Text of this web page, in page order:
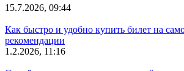
15.7.2026, 09:44
Как быстро и удобно купить билет на
рекомендации
1.2.2026, 11:16